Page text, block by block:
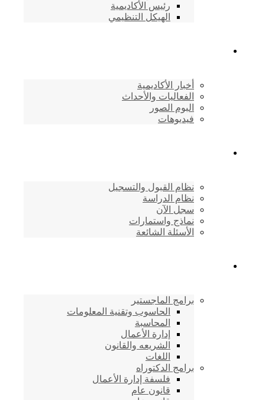
رئيس الأكاديمية
الهيكل التنظيمي
أخبار الأكاديمية
الفعاليات والأحداث
البوم الصور
فيديوهات
نظام القبول والتسجيل
نظام الدراسة
سجل الآن
نماذج واستمارات
الأسئلة الشائعة
برامج الماجستير
الحاسوب وتقنية المعلومات
المحاسبة
إدارة الأعمال
الشريعه والقانون
اللغات
برامج الدكتوراه
فلسفة إدارة الأعمال
قانون عام